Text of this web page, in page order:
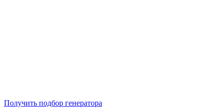
Получить подбор генератора